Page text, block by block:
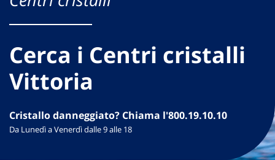
Cerca i Centri cristalli
Vittoria
Cristallo danneggiato? Chiama l'800.19.10.10
Da Lunedì a Venerdì dalle 9 alle 18